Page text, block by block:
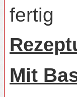
fertig
Mit